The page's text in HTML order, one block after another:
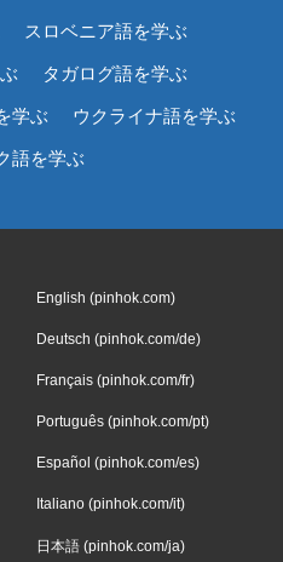
スロベニア語を学ぶ
タガログ語を学ぶ
学ぶ ウクライナ語を学ぶ
語を学ぶ
English (pinhok.com)
Deutsch (pinhok.com/de)
Français (pinhok.com/fr)
Português (pinhok.com/pt)
Español (pinhok.com/es)
Italiano (pinhok.com/it)
日本語 (pinhok.com/ja)